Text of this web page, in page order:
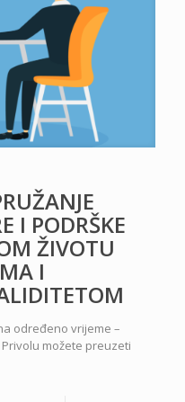
I PODRŠKE
ŽIVOTU
I
određeno vrijeme –
možete preuzeti